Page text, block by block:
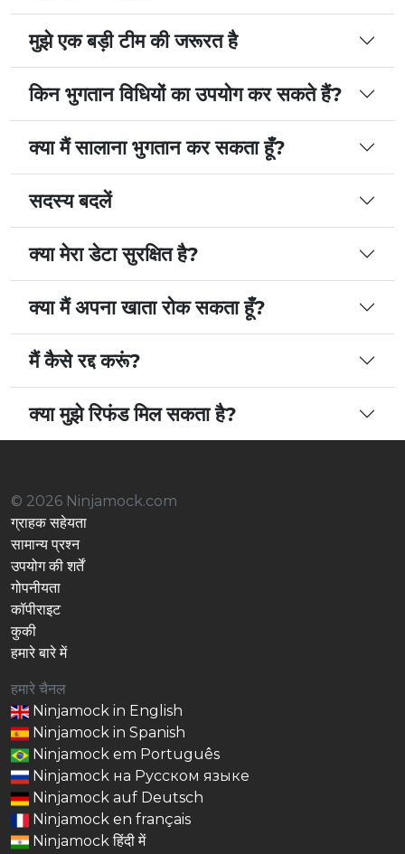
मुझे एक बड़ी टीम की जरूरत है
किन भुगतान विधियों का उपयोग कर सकते हैं?
क्या मैं सालाना भुगतान कर सकता हूँ?
सदस्य बदलें
क्या मेरा डेटा सुरक्षित है?
क्या मैं अपना खाता रोक सकता हूँ?
मैं कैसे रद्द करूं?
क्या मुझे रिफंड मिल सकता है?
© 2026 Ninjamock.com
ग्राहक सहेयता
सामान्य प्रश्न
उपयोग की शर्तें
गोपनीयता
कॉपीराइट
कुकी
हमारे बारे में
हमारे चैनल
Ninjamock in English
Ninjamock in Spanish
Ninjamock em Português
Ninjamock на Русском языке
Ninjamock auf Deutsch
Ninjamock en français
Ninjamock हिंदी में